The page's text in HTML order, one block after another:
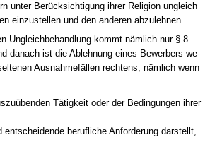
un­ter Berück­sich­ti­gung ih­rer Re­li­gi­on un­gleich
ein­zu­stel­len und den an­de­ren ab­zu­leh­nen.
Un­gleich­be­hand­lung kommt nämlich nur § 8
da­nach ist die Ab­leh­nung ei­nes Be­wer­bers we­
Aus­nah­mefällen rech­tens, nämlich wenn
Tätig­keit oder der Be­din­gun­gen ih­rer
ent­schei­den­de be­ruf­li­che An­for­de­rung dar­stellt,